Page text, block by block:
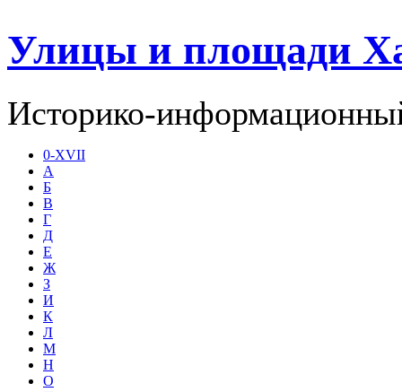
Улицы и площади
Историко-
0-XVII
А
Б
В
Г
Д
Е
Ж
З
И
К
Л
М
Н
О